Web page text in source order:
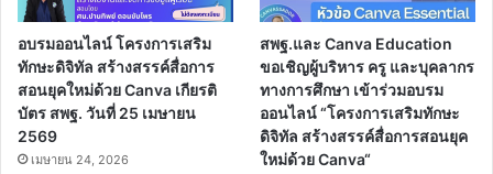
อบรมออนไลน์ โครงการเสริม
ทักษะดิจิทัล สร้างสรรค์สื่อการ
สอนยุคใหม่ด้วย Canva เกียรติ
บัตร สพฐ. วันที่ 25 เมษายน
2569
เมษายน 24, 2026
สพฐ.และ Canva Education
ขอเชิญผู้บริหาร ครู และบุคลากร
ทางการศึกษา เข้าร่วมอบรม
ออนไลน์ “โครงการเสริมทักษะ
ดิจิทัล สร้างสรรค์สื่อการสอนยุค
ใหม่ด้วย Canva“